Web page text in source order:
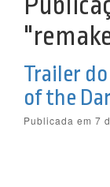
Trailer
of the
Publicada em 7